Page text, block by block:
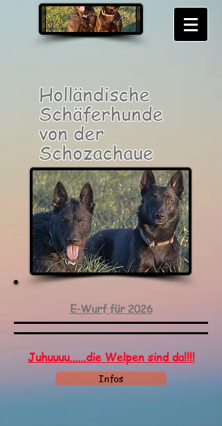
Holländische
Schäferhunde
von der
Schozachaue
E-Wurf für 2026
Juhuuuu......die Welpen sind da!!!!
Infos